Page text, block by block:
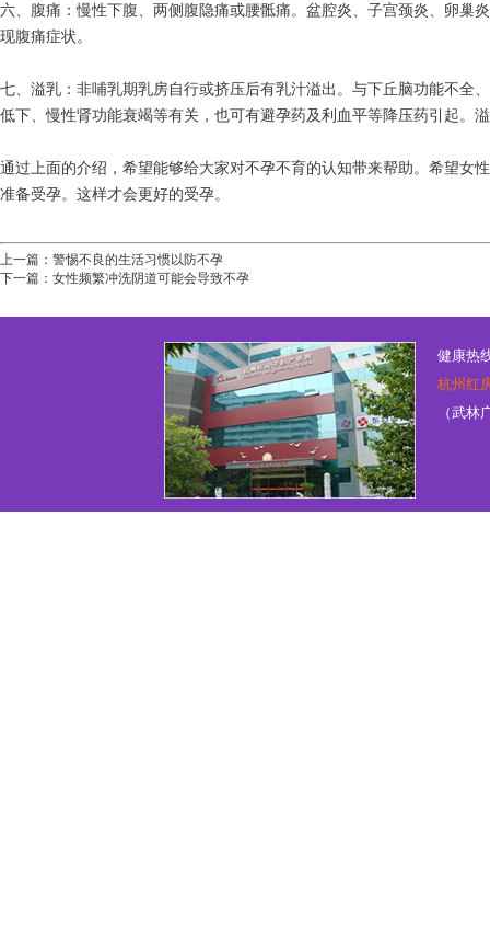
六、腹痛：慢性下腹、两侧腹隐痛或腰骶痛。盆腔炎、子宫颈炎、卵巢
现腹痛症状。
七、溢乳：非哺乳期乳房自行或挤压后有乳汁溢出。与下丘脑功能不全
低下、慢性肾功能衰竭等有关，也可有避孕药及利血平等降压药引起。
通过上面的介绍，希望能够给大家对不孕不育的认知带来帮助。希望女
准备受孕。这样才会更好的受孕。
上一篇： 警惕不良的生活习惯以防不孕
下一篇： 女性频繁冲洗阴道可能会导致不孕
健康热
杭州红
（武